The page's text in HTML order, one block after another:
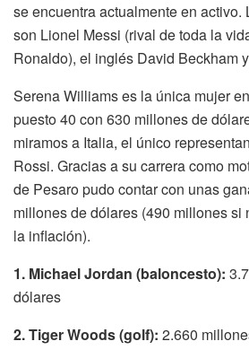
se encuentra actualmente en activo.
son Lionel Messi (rival de toda la
Ronaldo), el inglés David Beckham
Serena Williams es la única mujer
puesto 40 con 630 millones de
miramos a Italia, el único
Rossi. Gracias a su carrera como
de Pesaro pudo contar con unas
millones de dólares (490 millones si
la inflación).
1. Michael Jordan (baloncesto):
dólares
2. Tiger Woods (golf): 2.660